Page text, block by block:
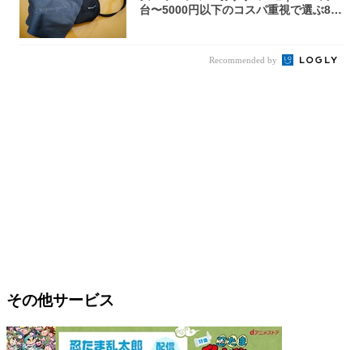
台〜5000円以下のコスパ重視で選ぶ8本
Recommended by
その他サービス